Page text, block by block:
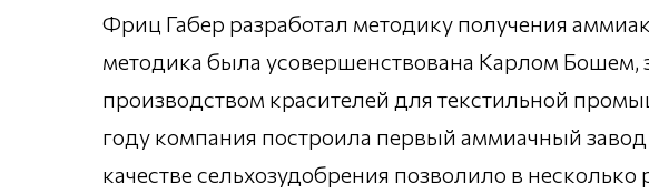
Фриц Габер разработал методику получения
методика была усовершенствована Карлом
производством красителей для текстильной
году компания построила первый аммиачный
качестве сельхозудобрения позволило в